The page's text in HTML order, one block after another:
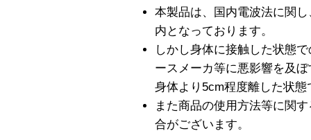
本製品は、国内電波法に関
内となっております。
しかし身体に接触した状態
ースメーカ等に悪影響を及
身体より5cm程度離した状
また商品の使用方法等に関
合がございます。